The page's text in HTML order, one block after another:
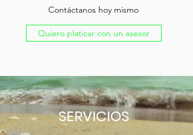
Contáctanos hoy mismo
Quiero platicar con un asesor
SERVICIOS